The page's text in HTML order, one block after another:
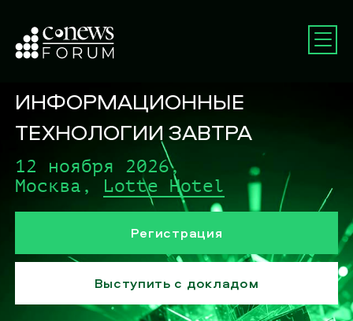
ИНФОРМАЦИОННЫЕ
ТЕХНОЛОГИИ ЗАВТРА
12 ноября 2026,
Москва, Lotte Hotel
Регистрация
Выступить с докладом